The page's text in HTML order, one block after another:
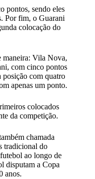
pontos, sendo eles
Por fim, o Guarani
colocação do
maneira: Vila Nova,
com cinco pontos
posição com quatro
apenas um ponto.
colocados
da competição.
chamada
tradicional do
ao longo de
disputam a Copa
anos.